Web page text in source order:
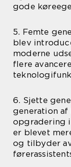
gode
5. Femte
blev
moderne
flere
6. Sjette
generation
opgradering
er blevet
og tilbyder